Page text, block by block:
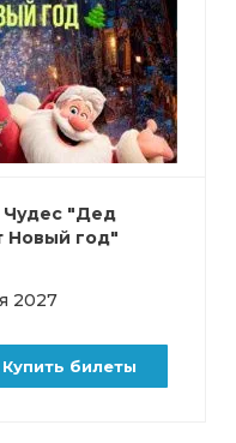
Чудес "Дед
Новый год"
2027
Купить билеты